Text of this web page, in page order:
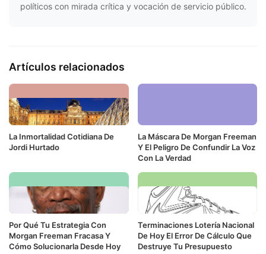
políticos con mirada crítica y vocación de servicio público.
Artículos relacionados
La Inmortalidad Cotidiana De
Jordi Hurtado
La Máscara De Morgan Freeman
Y El Peligro De Confundir La Voz
Con La Verdad
Por Qué Tu Estrategia Con
Morgan Freeman Fracasa Y
Cómo Solucionarla Desde Hoy
Terminaciones Lotería Nacional
De Hoy El Error De Cálculo Que
Destruye Tu Presupuesto